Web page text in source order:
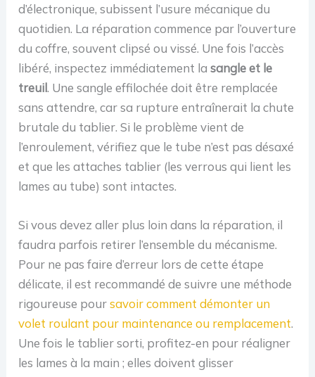
d’électronique, subissent l’usure mécanique du
quotidien. La réparation commence par l’ouverture
du coffre, souvent clipsé ou vissé. Une fois l’accès
libéré, inspectez immédiatement lasangle et le
treuil. Une sangle effilochée doit être remplacée
sans attendre, car sa rupture entraînerait la chute
brutale du tablier. Si le problème vient de
l’enroulement, vérifiez que le tube n’est pas désaxé
et que les attaches tablier (les verrous qui lient les
lames au tube) sont intactes.
Si vous devez aller plus loin dans la réparation, il
faudra parfois retirer l’ensemble du mécanisme.
Pour ne pas faire d’erreur lors de cette étape
délicate, il est recommandé de suivre une méthode
rigoureuse poursavoir comment démonter un
volet roulant pour maintenance ou remplacement.
Une fois le tablier sorti, profitez-en pour réaligner
les lames à la main ; elles doivent glisser